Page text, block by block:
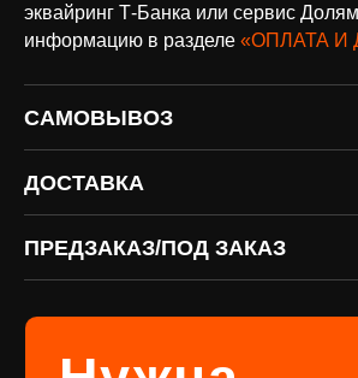
эквайринг Т-Банка или сервис
информацию в разделе «ОПЛАТА И
САМОВЫВОЗ
ДОСТАВКА
ПРЕДЗАКАЗ/ПОД ЗАКАЗ
винил
Под заказ
Если вы не нашли интересующую
издания, заполните форму
Подробнее